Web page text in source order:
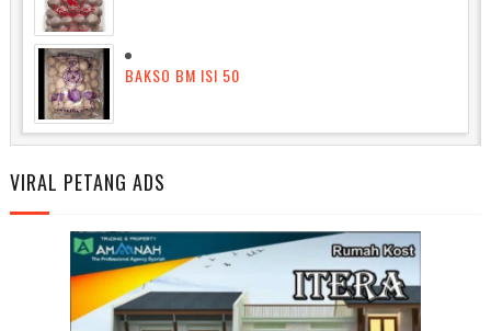
BAKSO BM ISI 50
VIRAL PETANG ADS